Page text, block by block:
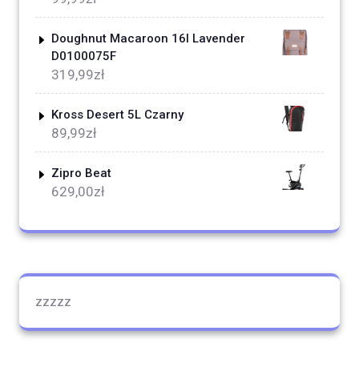
Doughnut Macaroon 16l Lavender
D0100075F
319,99zł
Kross Desert 5L Czarny
89,99zł
Zipro Beat
629,00zł
zzzzz